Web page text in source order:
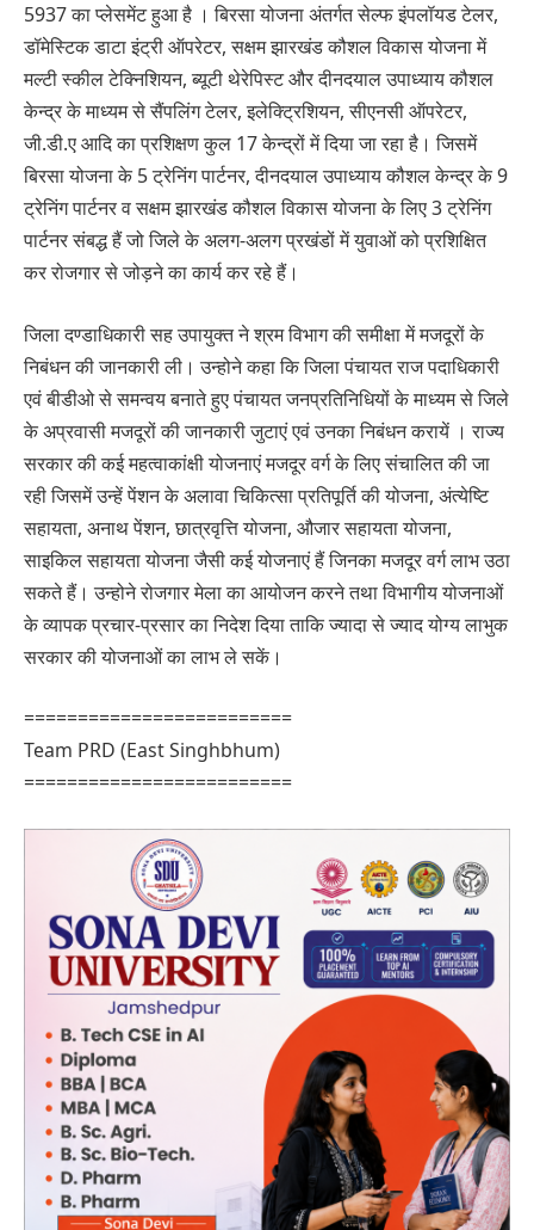
5937 का प्लेसमेंट हुआ है । बिरसा योजना अंतर्गत सेल्फ इंपलॉयड टेलर,
डॉमेस्टिक डाटा इंट्री ऑपरेटर, सक्षम झारखंड कौशल विकास योजना में
मल्टी स्कील टेक्निशियन, ब्यूटी थेरेपिस्ट और दीनदयाल उपाध्याय कौशल
केन्द्र के माध्यम से सैंपलिंग टेलर, इलेक्ट्रिशियन, सीएनसी ऑपरेटर,
जी.डी.ए आदि का प्रशिक्षण कुल 17 केन्द्रों में दिया जा रहा है। जिसमें
बिरसा योजना के 5 ट्रेनिंग पार्टनर, दीनदयाल उपाध्याय कौशल केन्द्र के 9
ट्रेनिंग पार्टनर व सक्षम झारखंड कौशल विकास योजना के लिए 3 ट्रेनिंग
पार्टनर संबद्ध हैं जो जिले के अलग-अलग प्रखंडों में युवाओं को प्रशिक्षित
कर रोजगार से जोड़ने का कार्य कर रहे हैं।
जिला दण्डाधिकारी सह उपायुक्त ने श्रम विभाग की समीक्षा में मजदूरों के
निबंधन की जानकारी ली। उन्होने कहा कि जिला पंचायत राज पदाधिकारी
एवं बीडीओ से समन्वय बनाते हुए पंचायत जनप्रतिनिधियों के माध्यम से जिले
के अप्रवासी मजदूरों की जानकारी जुटाएं एवं उनका निबंधन करायें । राज्य
सरकार की कई महत्वाकांक्षी योजनाएं मजदूर वर्ग के लिए संचालित की जा
रही जिसमें उन्हें पेंशन के अलावा चिकित्सा प्रतिपूर्ति की योजना, अंत्येष्टि
सहायता, अनाथ पेंशन, छात्रवृत्ति योजना, औजार सहायता योजना,
साइकिल सहायता योजना जैसी कई योजनाएं हैं जिनका मजदूर वर्ग लाभ उठा
सकते हैं। उन्होने रोजगार मेला का आयोजन करने तथा विभागीय योजनाओं
के व्यापक प्रचार-प्रसार का निदेश दिया ताकि ज्यादा से ज्याद योग्य लाभुक
सरकार की योजनाओं का लाभ ले सकें।
=========================
Team PRD (East Singhbhum)
=========================